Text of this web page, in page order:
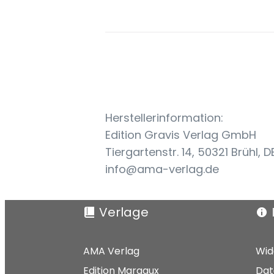
Herstellerinformation:
Edition Gravis Verlag GmbH
Tiergartenstr. 14, 50321 Brühl,
info@ama-verlag.de
Verlage
AMA Verlag
Edition Margaux